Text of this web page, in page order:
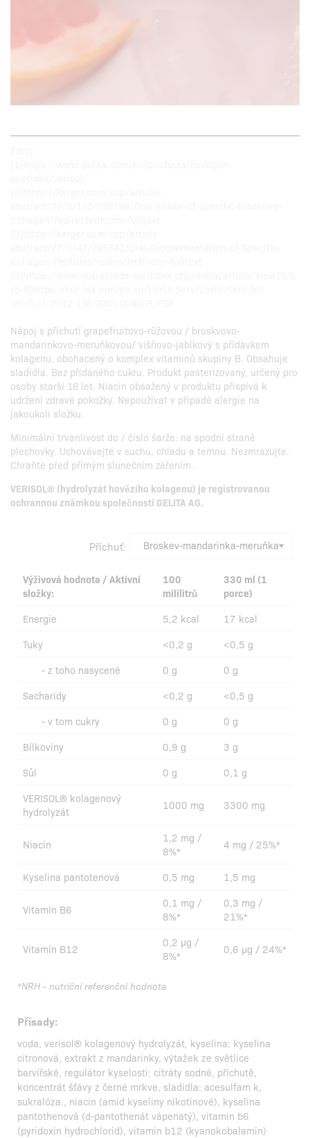
Nápoj s příchutí grapefruitovo-růžovou / broskvovo-
mandarinkovo-meruňkovou/ višňovo-jablkový s přídavkem
kolagenu, obohacený o komplex vitaminů skupiny B. Obsahuje
sladidla. Bez přidaného cukru. Produkt pasterizovaný, určený pro
osoby starší 18 let. Niacin obsažený v produktu přispívá k
udržení zdravé pokožky. Nepoužívat v případě alergie na
jakoukoli složku.
Minimální trvanlivost do / číslo šarže: na spodní straně
plechovky. Uchovávejte v suchu, chladu a temnu. Nezmrazujte.
Chraňte před přímým slunečním zářením.
VERISOL® (hydrolyzát hovězího kolagenu) je registrovanou
ochrannou známkou společnosti GELITA AG.
Příchuť:
Výživová hodnota / Aktivní
složky:
100
mililitrů
330 ml (1
porce)
Energie
5,2 kcal
17 kcal
Tuky
<0,2 g
<0,5 g
- z toho nasycené
0 g
0 g
Sacharidy
<0,2 g
<0,5 g
- v tom cukry
0 g
0 g
Bílkoviny
0,9 g
3 g
Sůl
0 g
0,1 g
VERISOL® kolagenový
hydrolyzát
1000 mg 3300 mg
Niacin
1,2 mg /
8%*
4 mg / 25%*
Kyselina pantotenová 0,5 mg 1,5 mg
Vitamín B6
0,1 mg /
8%*
0,3 mg /
21%*
Vitamín B12
0,2 µg /
8%*
0,6 µg / 24%*
*NRH - nutriční referenční hodnota
Přísady:
voda, verisol® kolagenový hydrolyzát, kyselina: kyselina
citronová, extrakt z mandarinky, výtažek ze světlice
barvířské, regulátor kyselosti: citráty sodné, příchutě,
koncentrát šťávy z černé mrkve, sladidla: acesulfam k,
sukralóza., niacin (amid kyseliny nikotinové), kyselina
pantothenová (d-pantothenát vápenatý), vitamin b6
(pyridoxin hydrochlorid), vitamin b12 (kyanokobalamin)